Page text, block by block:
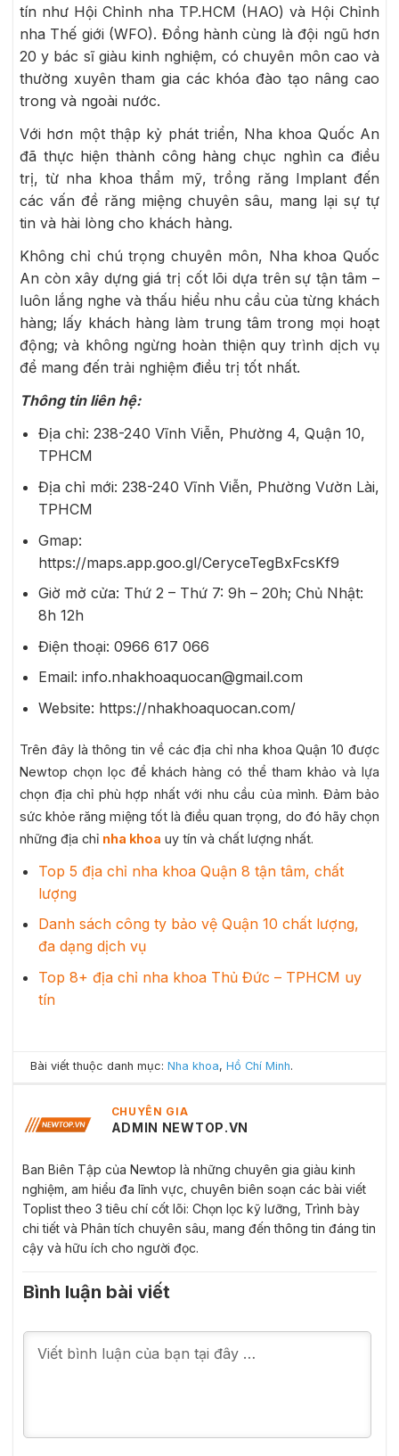
tín như Hội Chỉnh nha TP.HCM (HAO) và Hội Chỉnh
nha Thế giới (WFO). Đồng hành cùng là đội ngũ hơn
20 y bác sĩ giàu kinh nghiệm, có chuyên môn cao và
thường xuyên tham gia các khóa đào tạo nâng cao
trong và ngoài nước.
Với hơn một thập kỷ phát triển, Nha khoa Quốc An
đã thực hiện thành công hàng chục nghìn ca điều
trị, từ nha khoa thẩm mỹ, trồng răng Implant đến
các vấn đề răng miệng chuyên sâu, mang lại sự tự
tin và hài lòng cho khách hàng.
Không chỉ chú trọng chuyên môn, Nha khoa Quốc
An còn xây dựng giá trị cốt lõi dựa trên sự tận tâm –
luôn lắng nghe và thấu hiểu nhu cầu của từng khách
hàng; lấy khách hàng làm trung tâm trong mọi hoạt
động; và không ngừng hoàn thiện quy trình dịch vụ
để mang đến trải nghiệm điều trị tốt nhất.
Thông tin liên hệ:
Địa chỉ: 238-240 Vĩnh Viễn, Phường 4, Quận 10,
TPHCM
Địa chỉ mới: 238-240 Vĩnh Viễn, Phường Vườn Lài,
TPHCM
Gmap:
https://maps.app.goo.gl/CeryceTegBxFcsKf9
Giờ mở cửa: Thứ 2 – Thứ 7: 9h – 20h; Chủ Nhật:
8h 12h
Điện thoại: 0966 617 066
Email: info.nhakhoaquocan@gmail.com
Website: https://nhakhoaquocan.com/
Trên đây là thông tin về các địa chỉ nha khoa Quận 10 được
Newtop chọn lọc để khách hàng có thể tham khảo và lựa
chọn địa chỉ phù hợp nhất với nhu cầu của mình. Đảm bảo
sức khỏe răng miệng tốt là điều quan trọng, do đó hãy chọn
những địa chỉ nha khoa uy tín và chất lượng nhất.
Top 5 địa chỉ nha khoa Quận 8 tận tâm, chất
lượng
Danh sách công ty bảo vệ Quận 10 chất lượng,
đa dạng dịch vụ
Top 8+ địa chỉ nha khoa Thủ Đức – TPHCM uy
tín
Bài viết thuộc danh mục:Nha khoa,Hồ Chí Minh.
CHUYÊN GIA
ADMIN NEWTOP.VN
Ban Biên Tập của Newtop là những chuyên gia giàu kinh
nghiệm, am hiểu đa lĩnh vực, chuyên biên soạn các bài viết
Toplist theo 3 tiêu chí cốt lõi: Chọn lọc kỹ lưỡng, Trình bày
chi tiết và Phân tích chuyên sâu, mang đến thông tin đáng tin
cậy và hữu ích cho người đọc.
Bình luận bài viết